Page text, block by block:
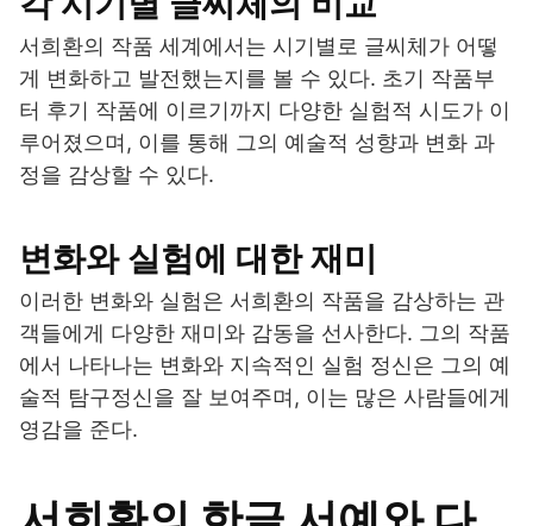
서희환의 작품 세계에서는 시기별로 글씨체가 어떻
게 변화하고 발전했는지를 볼 수 있다. 초기 작품부
터 후기 작품에 이르기까지 다양한 실험적 시도가 이
루어졌으며, 이를 통해 그의 예술적 성향과 변화 과
정을 감상할 수 있다.
변화와 실험에 대한 재미
이러한 변화와 실험은 서희환의 작품을 감상하는 관
객들에게 다양한 재미와 감동을 선사한다. 그의 작품
에서 나타나는 변화와 지속적인 실험 정신은 그의 예
술적 탐구정신을 잘 보여주며, 이는 많은 사람들에게
영감을 준다.